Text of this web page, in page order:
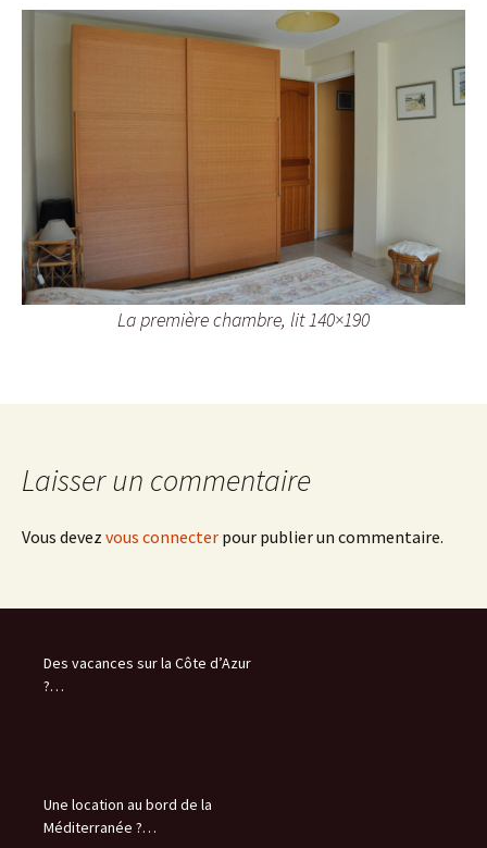
La première chambre, lit 140×190
Laisser un commentaire
Vous devez vous connecter pour publier un commentaire.
Des vacances sur la Côte d’Azur
?…
Une location au bord de la
Méditerranée ?…